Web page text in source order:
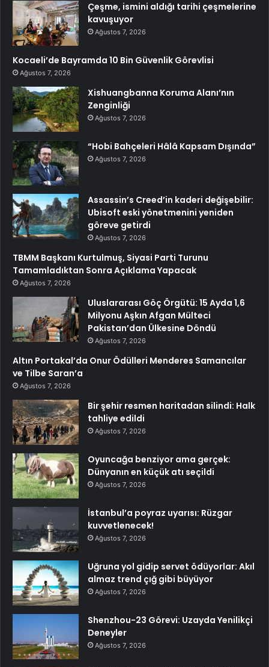
Çeşme, ismini aldığı tarihi çeşmelerine
kavuşuyor
Ağustos 7, 2026
Kocaeli’de Bayramda 10 Bin Güvenlik Görevlisi
Ağustos 7, 2026
Xishuangbanna Koruma Alanı’nın
Zenginliği
Ağustos 7, 2026
“Hobi Bahçeleri Hâlâ Kapsam Dışında”
Ağustos 7, 2026
Assassin’s Creed’in kaderi değişebilir:
Ubisoft eski yönetmenini yeniden
göreve getirdi
Ağustos 7, 2026
TBMM Başkanı Kurtulmuş, Siyasi Parti Turunu
Tamamladıktan Sonra Açıklama Yapacak
Ağustos 7, 2026
Uluslararası Göç Örgütü: 15 Ayda 1,6
Milyonu Aşkın Afgan Mülteci
Pakistan’dan Ülkesine Döndü
Ağustos 7, 2026
Altın Portakal’da Onur Ödülleri Menderes Samancılar
ve Tilbe Saran’a
Ağustos 7, 2026
Bir şehir resmen haritadan silindi: Halk
tahliye edildi
Ağustos 7, 2026
Oyuncağa benziyor ama gerçek:
Dünyanın en küçük atı seçildi
Ağustos 7, 2026
İstanbul’a poyraz uyarısı: Rüzgar
kuvvetlenecek!
Ağustos 7, 2026
Uğruna yol gidip servet ödüyorlar: Akıl
almaz trend çığ gibi büyüyor
Ağustos 7, 2026
Shenzhou-23 Görevi: Uzayda Yenilikçi
Deneyler
Ağustos 7, 2026